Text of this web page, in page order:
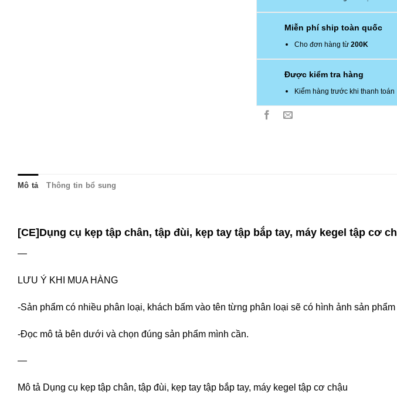
Miễn phí ship toàn quốc
Cho đơn hàng từ200K
Được kiểm tra hàng
Kiểm hàng trước khi thanh toán
Mô tả Thông tin bổ sung
[CE]Dụng cụ kẹp tập chân, tập đùi, kẹp tay tập bắp tay, máy kegel tập cơ
—
LƯU Ý KHI MUA HÀNG
-Sản phẩm có nhiều phân loại, khách bấm vào tên từng phân loại sẽ có hình ảnh sản
-Đọc mô tả bên dưới và chọn đúng sản phẩm mình cần.
—
Mô tả Dụng cụ kẹp tập chân, tập đùi, kẹp tay tập bắp tay, máy kegel tập cơ chậu